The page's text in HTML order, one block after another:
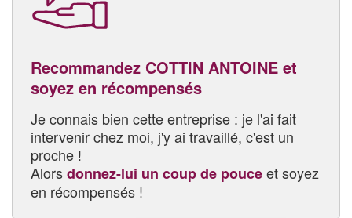
Recommandez COTTIN ANTOINE et
soyez en récompensés
Je connais bien cette entreprise : je l'ai fait
intervenir chez moi, j'y ai travaillé, c'est un
proche !
Alorsdonnez-lui un coup de pouceet soyez
en récompensés !